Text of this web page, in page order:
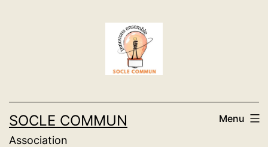
SOCLE COMMUN
Association
Menu